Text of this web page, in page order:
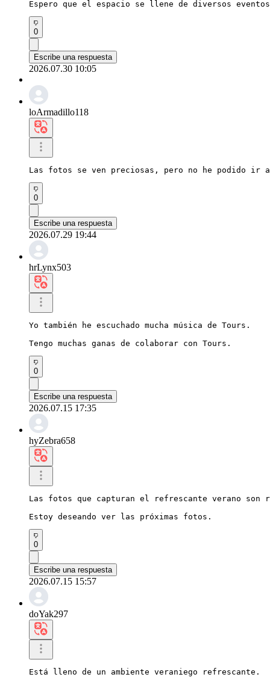
Espero que el espacio se llene de diversos
0
Escribe una respuesta
2026.07.30 10:05
loArmadillo118
Las fotos se ven preciosas, pero no he podido ir
0
Escribe una respuesta
2026.07.29 19:44
hrLynx503
Yo también he escuchado mucha música de Tours.
Tengo muchas ganas de colaborar con Tours.
0
Escribe una respuesta
2026.07.15 17:35
hyZebra658
Las fotos que capturan el refrescante verano son
Estoy deseando ver las próximas fotos.
0
Escribe una respuesta
2026.07.15 15:57
doYak297
Está lleno de un ambiente veraniego refrescante.